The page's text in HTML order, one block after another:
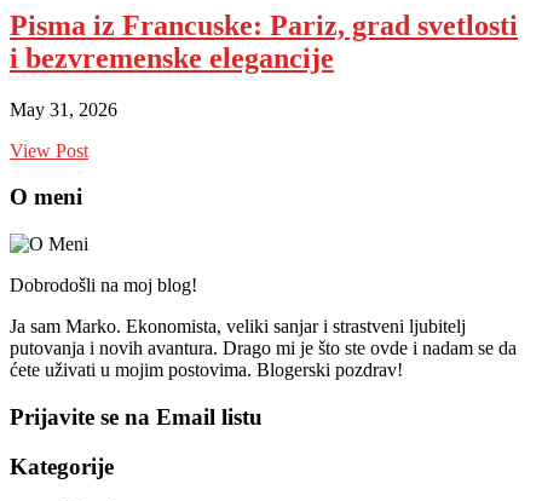
Pisma iz Francuske: Pariz, grad svetlosti
i bezvremenske elegancije
May 31, 2026
View Post
O meni
Dobrodošli na moj blog!
Ja sam Marko. Ekonomista, veliki sanjar i strastveni ljubitelj
putovanja i novih avantura. Drago mi je što ste ovde i nadam se da
ćete uživati u mojim postovima. Blogerski pozdrav!
Prijavite se na Email listu
Kategorije